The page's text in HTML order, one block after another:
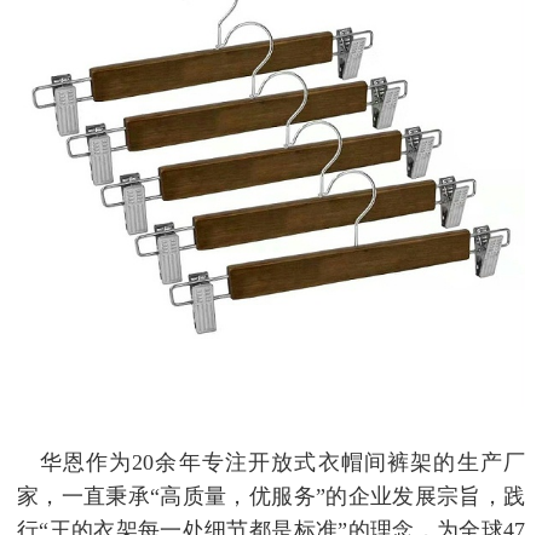
华恩作为20余年专注开放式衣帽间裤架的生产厂
家，一直秉承“高质量，优服务”的企业发展宗旨，践
行“王的衣架每一处细节都是标准”的理念，为全球47